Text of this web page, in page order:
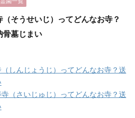
（そうせいじ）ってどんなお寺？
骨墓じまい
しんじょうじ）ってどんなお寺？送
（さいじゅじ）ってどんなお寺？送